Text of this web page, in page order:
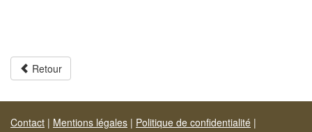
Retour
Contact | Mentions légales | Politique de confidentialité |